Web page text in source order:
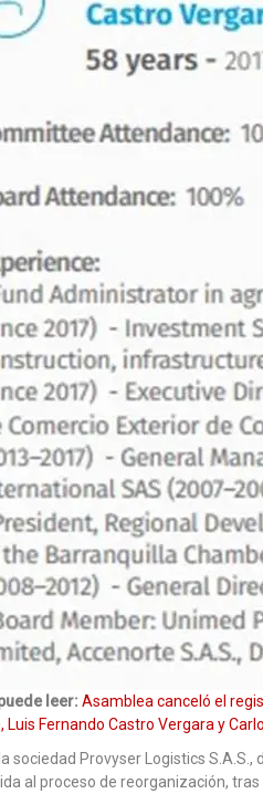
leer: Asamblea canceló el
Luis Fernando Castro Vergara y
sociedad Provyser Logistics
al proceso de reorganización,